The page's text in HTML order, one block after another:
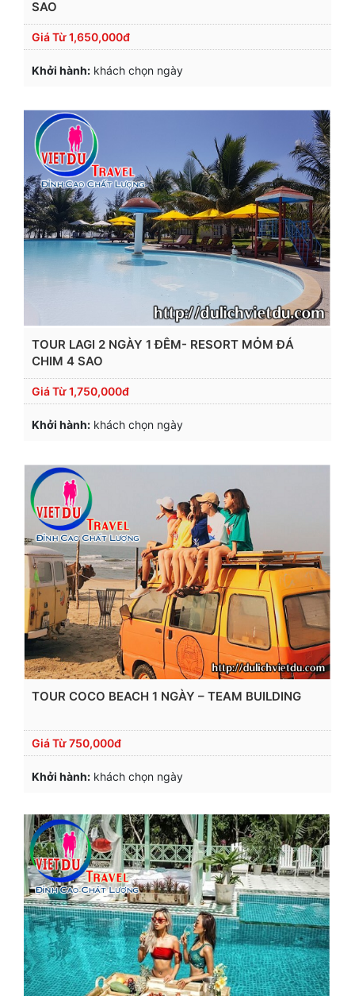
SAO
Giá Từ1,650,000đ
Khởi hành: khách chọn ngày
TOUR LAGI 2 NGÀY 1 ĐÊM- RESORT MỎM ĐÁ
CHIM 4 SAO
Giá Từ1,750,000đ
Khởi hành: khách chọn ngày
TOUR COCO BEACH 1 NGÀY – TEAM BUILDING
Giá Từ750,000đ
Khởi hành: khách chọn ngày